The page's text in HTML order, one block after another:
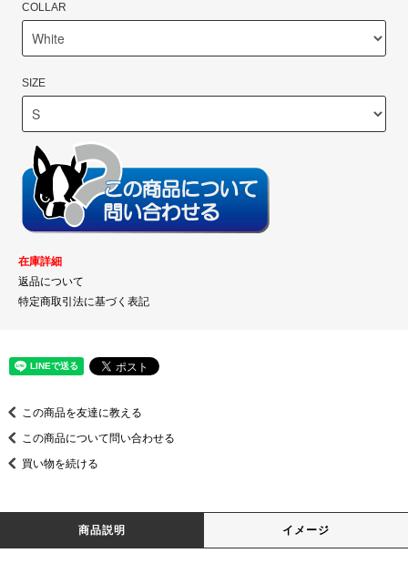
COLLAR
SIZE
在庫詳細
返品について
特定商取引法に基づく表記
この商品を友達に教える
この商品について問い合わせる
買い物を続ける
商品説明 イメージ